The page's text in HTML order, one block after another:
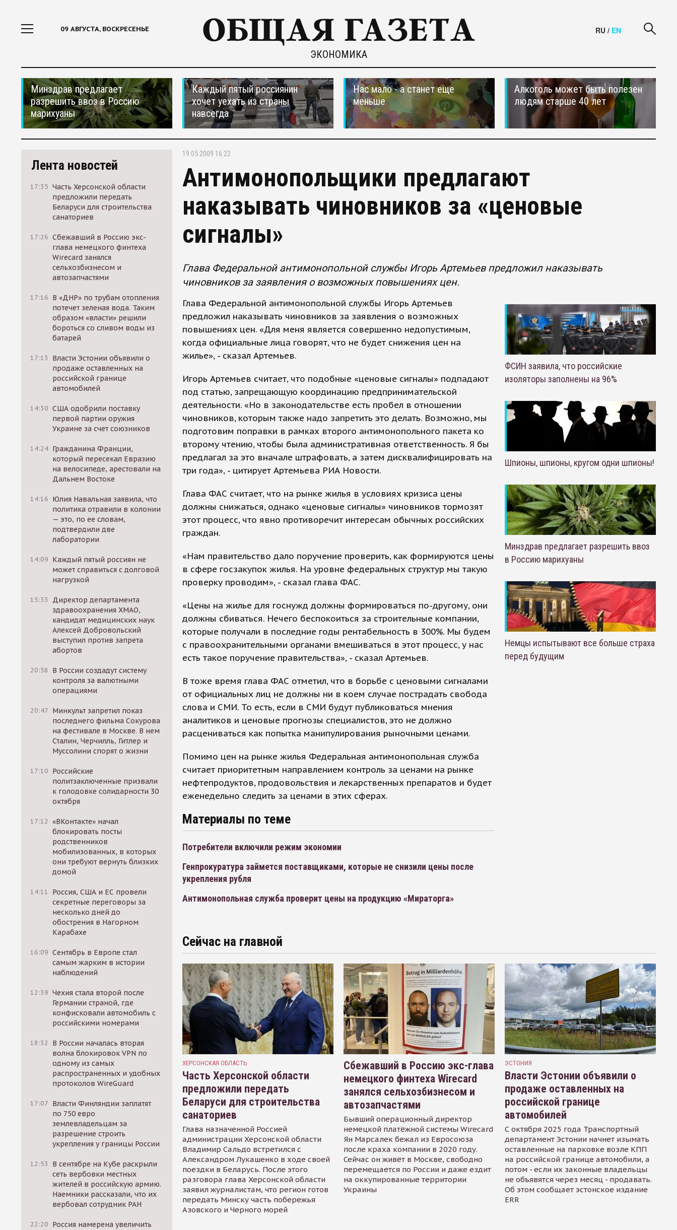
09 АВГУСТА, ВОСКРЕСЕНЬЕ
ЭКОНОМИКА
RU / EN
Минздрав предлагает
разрешить ввоз в Россию
марихуаны
Каждый пятый россиянин
хочет уехать из страны
навсегда
Нас мало - а станет еще
меньше
Алкоголь может быть полезен
людям старше 40 лет
Лента новостей
17:35 Часть Херсонской области
предложили передать
Беларуси для строительства
санаториев
17:26 Сбежавший в Россию экс-
глава немецкого финтеха
Wirecard занялся
сельхозбизнесом и
автозапчастями
17:16 В «ДНР» по трубам отопления
потечет зеленая вода. Таким
образом «власти» решили
бороться со сливом воды из
батарей
17:13
Власти Эстонии объявили о
продаже оставленных на
российской границе
автомобилей
14:30 США одобрили поставку
первой партии оружия
Украине за счет союзников
14:24 Гражданина Франции,
который пересекал Евразию
на велосипеде, арестовали на
Дальнем Востоке
14:16 Юлия Навальная заявила, что
политика отравили в колонии
— это, по ее словам,
подтвердили две
лаборатории
14:09 Каждый пятый россиян не
может справиться с долговой
нагрузкой
15:33
Директор департамента
здравоохранения ХМАО,
кандидат медицинских наук
Алексей Добровольский
выступил против запрета
абортов
20:58
В России создадут систему
контроля за валютными
операциями
20:47 Минкульт запретил показ
последнего фильма Сокурова
на фестивале в Москве. В нем
Сталин, Черчилль, Гитлер и
Муссолини спорят о жизни
17:10 Российские
политзаключенные призвали
к голодовке солидарности 30
октября
17:12 «ВКонтакте» начал
блокировать посты
родственников
мобилизованных, в которых
они требуют вернуть близких
домой
14:11
Россия, США и ЕС провели
секретные переговоры за
несколько дней до
обострения в Нагорном
Карабахе
16:09 Сентябрь в Европе стал
самым жарким в истории
наблюдений
12:39 Чехия стала второй после
Германии страной, где
конфисковали автомобиль с
российскими номерами
18:32
В России началась вторая
волна блокировок VPN по
одному из самых
распространенных и удобных
протоколов WireGuard
17:07 Власти Финляндии заплатят
по 750 евро
землевладельцам за
разрешение строить
укрепления у границы России
12:53
В сентябре на Кубе раскрыли
сеть вербовки местных
жителей в российскую армию.
Наемники рассказали, что их
вербовал сотрудник РАН
22:20 Россия намерена увеличить
19.05.2009 16:22
Антимонопольщики предлагают
наказывать чиновников за «ценовые
сигналы»
Глава Федеральной антимонопольной службы Игорь Артемьев предложил наказывать
чиновников за заявления о возможных повышениях цен.
Глава Федеральной антимонопольной службы Игорь Артемьев
предложил наказывать чиновников за заявления о возможных
повышениях цен. «Для меня является совершенно недопустимым,
когда официальные лица говорят, что не будет снижения цен на
жилье», - сказал Артемьев.
Игорь Артемьев считает, что подобные «ценовые сигналы» подпадают
под статью, запрещающую координацию предпринимательской
деятельности. «Но в законодательстве есть пробел в отношении
чиновников, которым также надо запретить это делать. Возможно, мы
подготовим поправки в рамках второго антимонопольного пакета ко
второму чтению, чтобы была административная ответственность. Я бы
предлагал за это вначале штрафовать, а затем дисквалифицировать на
три года», - цитирует Артемьева РИА Новости.
Глава ФАС считает, что на рынке жилья в условиях кризиса цены
должны снижаться, однако «ценовые сигналы» чиновников тормозят
этот процесс, что явно противоречит интересам обычных российских
граждан.
«Нам правительство дало поручение проверить, как формируются цены
в сфере госзакупок жилья. На уровне федеральных структур мы такую
проверку проводим», - сказал глава ФАС.
«Цены на жилье для госнужд должны формироваться по-другому, они
должны сбиваться. Нечего беспокоиться за строительные компании,
которые получали в последние годы рентабельность в 300%. Мы будем
с правоохранительными органами вмешиваться в этот процесс, у нас
есть такое поручение правительства», - сказал Артемьев.
В тоже время глава ФАС отметил, что в борьбе с ценовыми сигналами
от официальных лиц не должны ни в коем случае пострадать свобода
слова и СМИ. То есть, если в СМИ будут публиковаться мнения
аналитиков и ценовые прогнозы специалистов, это не должно
расцениваться как попытка манипулирования рыночными ценами.
Помимо цен на рынке жилья Федеральная антимонопольная служба
считает приоритетным направлением контроль за ценами на рынке
нефтепродуктов, продовольствия и лекарственных препаратов и будет
еженедельно следить за ценами в этих сферах.
Материалы по теме
Потребители включили режим экономии
Генпрокуратура займется поставщиками, которые не снизили цены после
укрепления рубля
Антимонопольная служба проверит цены на продукцию «Мираторга»
ФСИН заявила, что российские
изоляторы заполнены на 96%
Шпионы, шпионы, кругом одни шпионы!
Минздрав предлагает разрешить ввоз
в Россию марихуаны
Немцы испытывают все больше страха
перед будущим
Сейчас на главной
ХЕРСОНСКАЯ ОБЛАСТЬ
Часть Херсонской области
предложили передать
Беларуси для строительства
санаториев
Глава назначенной Россией
администрации Херсонской области
Владимир Сальдо встретился с
Александром Лукашенко в ходе своей
поездки в Беларусь. После этого
разговора глава Херсонской области
заявил журналистам, что регион готов
передать Минску часть побережья
Азовского и Черного морей
Сбежавший в Россию экс-глава
немецкого финтеха Wirecard
занялся сельхозбизнесом и
автозапчастями
Бывший операционный директор
немецкой платёжной системы Wirecard
Ян Марсалек бежал из Евросоюза
после краха компании в 2020 году.
Сейчас он живёт в Москве, свободно
перемещается по России и даже ездит
на оккупированные территории
Украины
ЭСТОНИЯ
Власти Эстонии объявили о
продаже оставленных на
российской границе
автомобилей
С октября 2025 года Транспортный
департамент Эстонии начнет изымать
оставленные на парковке возле КПП
на российской границе автомобили, а
потом - если их законные владельцы
не объявятся через месяц - продавать.
Об этом сообщает эстонское издание
ERR